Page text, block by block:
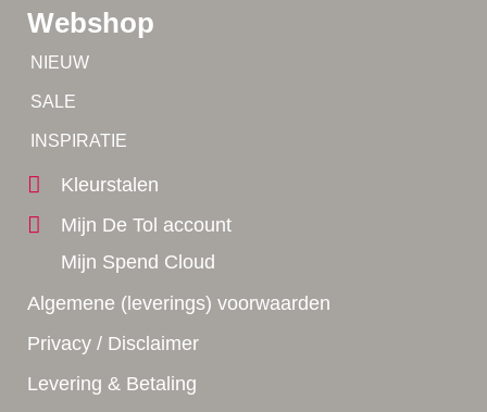
Webshop
NIEUW
SALE
INSPIRATIE
Kleurstalen
Mijn De Tol account
Mijn Spend Cloud
Algemene (leverings) voorwaarden
Privacy / Disclaimer
Levering & Betaling